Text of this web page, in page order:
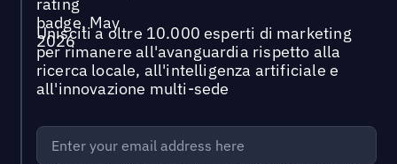
Unisciti a oltre 10.000 esperti di marketing
per rimanere all'avanguardia rispetto alla
ricerca locale, all'intelligenza artificiale e
all'innovazione multi-sede